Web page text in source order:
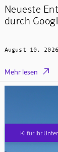
KI für Ihr
Neueste
durch
August 10, 2026
Mehr lesen 